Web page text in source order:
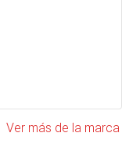
Ver más de la marca